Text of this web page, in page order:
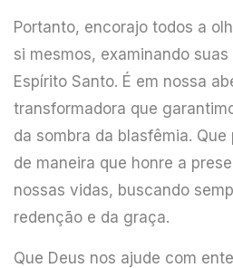
Portanto, encorajo todos a
si mesmos, examinando
Espírito Santo. É em nossa
transformadora que
da sombra da blasfêmia.
de maneira que honre a
nossas vidas, buscando
redenção e da graça.
Que Deus nos ajude com